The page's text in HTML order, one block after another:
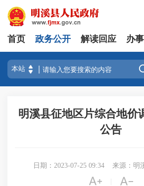
首页 政务公开 解读回应 办
明溪县征地区片综合地价
公告
日期：2023-07-25 09:34 来源：明
 